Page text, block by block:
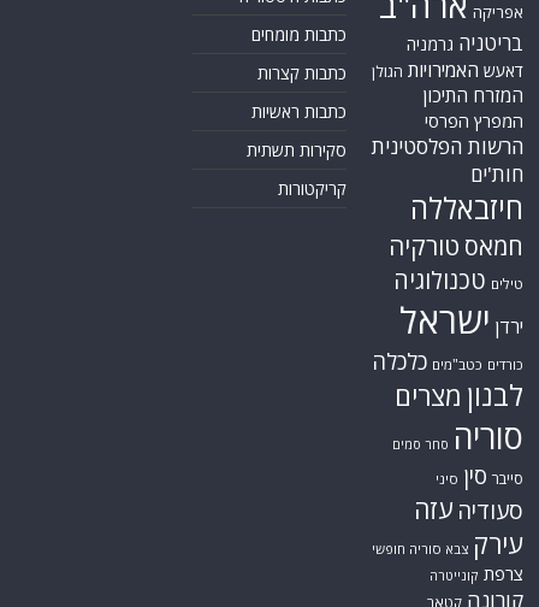
אפריקה
בריטניה גרמניה
דאעש האמירויות הגולן
המזרח התיכון
המפרץ הפרסי
הרשות הפלסטינית
חות'ים
חיזבאללה
חמאס טורקיה
טילים טכנולוגיה
ירדן ישראל
כורדים כטב"מים כלכלה
לבנון מצרים
סוריה סחר סמים
סייבר סין סיני
סעודיה עזה
עירק צבא סוריה חופשי
צרפת קונייטרה
קורונה קטאר
כתבות מומחים
כתבות קצרות
כתבות ראשיות
סקירות תשתית
קריקטורות